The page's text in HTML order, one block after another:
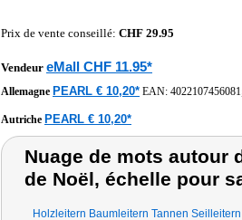
Prix de vente conseillé: CHF 29.95
Vendeur eMall CHF 11.95*
Allemagne PEARL € 10,20* EAN: 4022107456081
Autriche PEARL € 10,20*
Nuage de mots autour
de Noël, échelle pour
Holzleitern Baumleitern Tannen